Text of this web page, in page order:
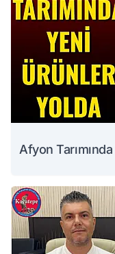
Afyon